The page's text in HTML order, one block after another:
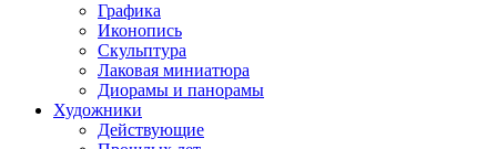
Графика
Иконопись
Скульптура
Лаковая миниатюра
Диорамы и панорамы
Художники
Действующие